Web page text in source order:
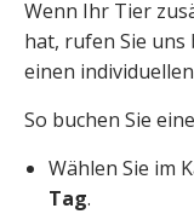
Wenn Ihr Tier
hat, rufen Sie
einen
So buchen Sie
Wählen Sie im
Tag.